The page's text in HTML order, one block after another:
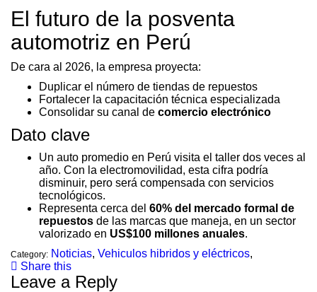
El futuro de la posventa
automotriz en Perú
De cara al 2026, la empresa proyecta:
Duplicar el número de tiendas de repuestos
Fortalecer la capacitación técnica especializada
Consolidar su canal de comercio electrónico
Dato clave
Un auto promedio en Perú visita el taller dos veces al
año. Con la electromovilidad, esta cifra podría
disminuir, pero será compensada con servicios
tecnológicos.
Representa cerca del 60% del mercado formal de
repuestos de las marcas que maneja, en un sector
valorizado en US$100 millones anuales.
Category: Noticias, Vehiculos hibridos y eléctricos,
Share this
Leave a Reply